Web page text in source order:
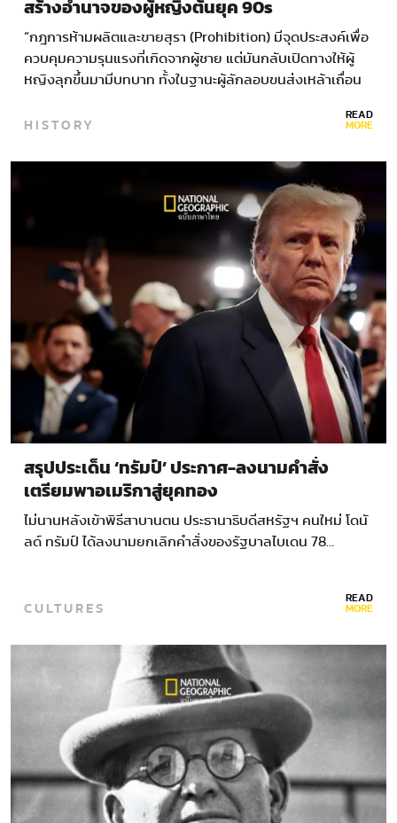
สร้างอำนาจของผู้หญิงต้นยุค 90s
“กฎการห้ามผลิตและขายสุรา (Prohibition) มีจุดประสงค์เพื่อ
ควบคุมความรุนแรงที่เกิดจากผู้ชาย แต่มันกลับเปิดทางให้ผู้
หญิงลุกขึ้นมามีบทบาท ทั้งในฐานะผู้ลักลอบขนส่งเหล้าเถื่อน
เปลี่ยนแปลงทางวัฒนธรรมที่นำไปสู่ความเท่าเทียมทางเพศ”…
HISTORY READ
MORE
สรุปประเด็น ‘ทรัมป์’ ประกาศ-ลงนามคำสั่ง
เตรียมพาอเมริกาสู่ยุคทอง
ไม่นานหลังเข้าพิธีสาบานตน ประธานาธิบดีสหรัฐฯ คนใหม่ โดนั
ลด์ ทรัมป์ ได้ลงนามยกเลิกคำสั่งของรัฐบาลไบเดน 78…
CULTURES READ
MORE